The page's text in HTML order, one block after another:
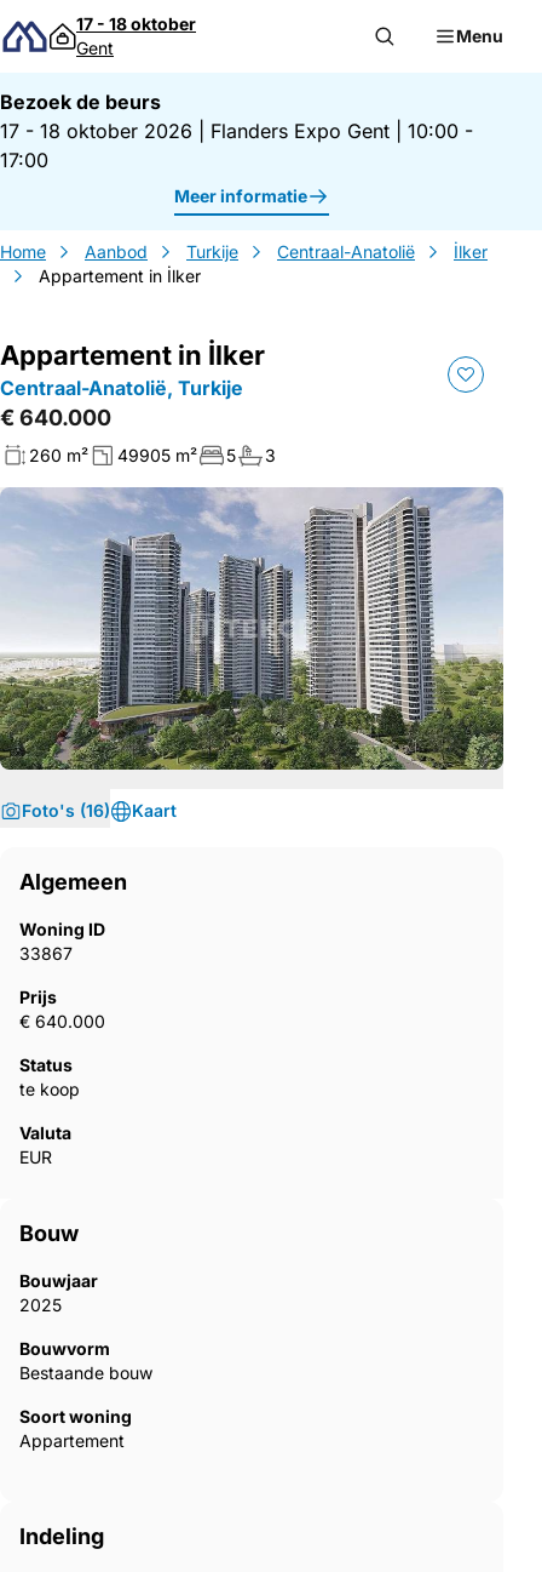
Direct naar inhoud
17 - 18 oktober
Gent
Menu
Bezoek de beurs
17 - 18 oktober 2026
Flanders Expo Gent
10:00 -
17:00
Meer informatie
Home Aanbod Turkije Centraal-Anatolië
İlker
Appartement in İlker
Appartement in İlker
Centraal-Anatolië, Turkije
€ 640.000
260 m² 49905 m² 5 3
Foto's (16) Kaart
Algemeen
Woning ID
33867
Prijs
€ 640.000
Status
te koop
Valuta
EUR
Bouw
Bouwjaar
2025
Bouwvorm
Bestaande bouw
Soort woning
Appartement
Indeling